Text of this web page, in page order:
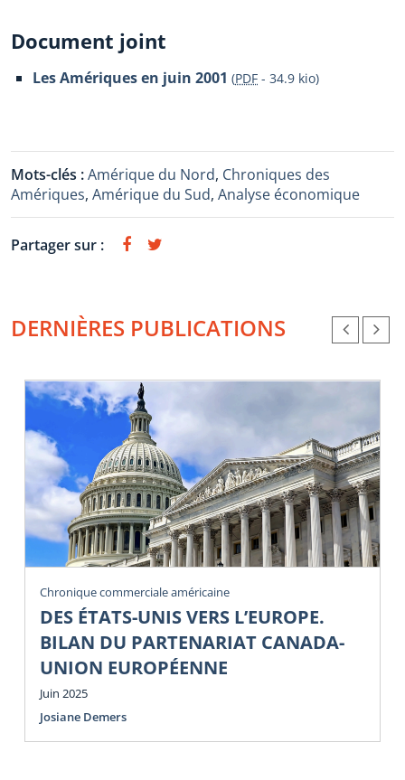
Document joint
Les Amériques en juin 2001 (PDF - 34.9 kio)
Mots-clés :Amérique du Nord, Chroniques des
Amériques, Amérique du Sud, Analyse économique
Partager sur :
DERNIÈRES PUBLICATIONS
Chronique commerciale américaine
DES ÉTATS-UNIS VERS L’EUROPE.
BILAN DU PARTENARIAT CANADA-
UNION EUROPÉENNE
Juin 2025
Josiane Demers